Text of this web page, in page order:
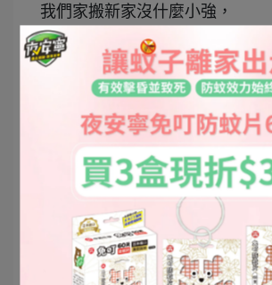
我們家搬新家沒什麼小強，
但垃圾桶旁常有果蠅出沒，
讓妮相當困擾，所以妮用來噴垃
果蠅就沒再來訪而且沒有刺鼻油
即有顯著效果，讓除蟲輕鬆有效